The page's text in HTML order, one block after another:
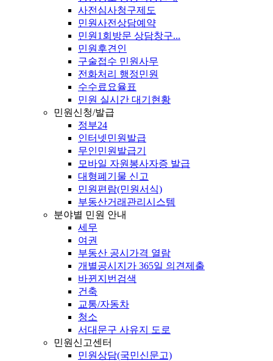
사전심사청구제도
민원사전상담예약
민원1회방문 상담창구...
민원후견인
구술접수 민원사무
전화처리 행정민원
수수료요율표
민원 실시간 대기현황
민원신청/발급
정부24
인터넷민원발급
무인민원발급기
모바일 자원봉사자증 발급
대형폐기물 신고
민원편람(민원서식)
부동산거래관리시스템
분야별 민원 안내
세무
여권
부동산 공시가격 열람
개별공시지가 365일 의견제출
바뀐지번검색
건축
교통/자동차
청소
서대문구 사유지 도로
민원신고센터
민원상담(국민신문고)